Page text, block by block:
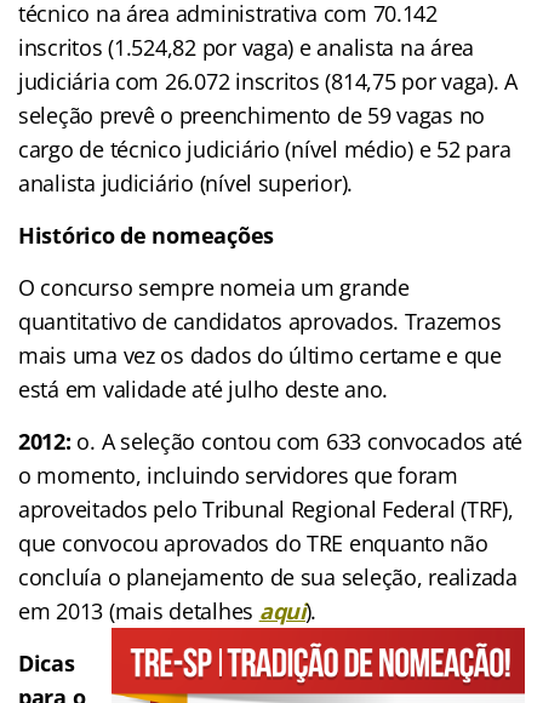
técnico na área administrativa com 70.142
inscritos (1.524,82 por vaga) e analista na área
judiciária com 26.072 inscritos (814,75 por vaga). A
seleção prevê o preenchimento de 59 vagas no
cargo de técnico judiciário (nível médio) e 52 para
analista judiciário (nível superior).
Histórico de nomeações
O concurso sempre nomeia um grande
quantitativo de candidatos aprovados. Trazemos
mais uma vez os dados do último certame e que
está em validade até julho deste ano.
2012: o. A seleção contou com 633 convocados até
o momento, incluindo servidores que foram
aproveitados pelo Tribunal Regional Federal (TRF),
que convocou aprovados do TRE enquanto não
concluía o planejamento de sua seleção, realizada
em 2013 (mais detalhes aqui).
Dicas